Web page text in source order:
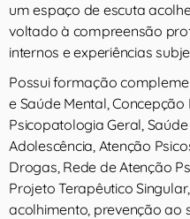
um espaço de escuta
voltado à compreensão
internos e experiências
Possui formação
e Saúde Mental,
Psicopatologia Geral,
Adolescência, Atenção
Drogas, Rede de Atenção
Projeto Terapêutico
acolhimento, prevenção ao